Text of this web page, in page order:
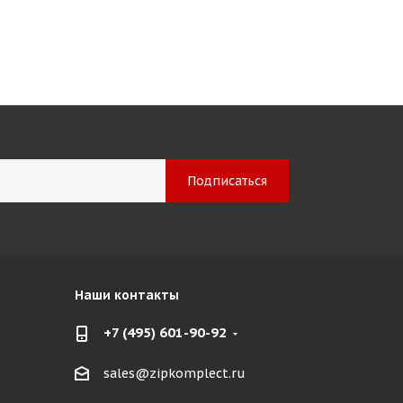
Наши контакты
+7 (495) 601-90-92
sales@zipkomplect.ru